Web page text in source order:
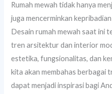
Rumah mewah tidak hanya
juga mencerminkan
Desain rumah mewah saat ini
tren arsitektur dan interior
estetika, fungsionalitas, dan
kita akan membahas berbagai
dapat menjadi inspirasi bagi